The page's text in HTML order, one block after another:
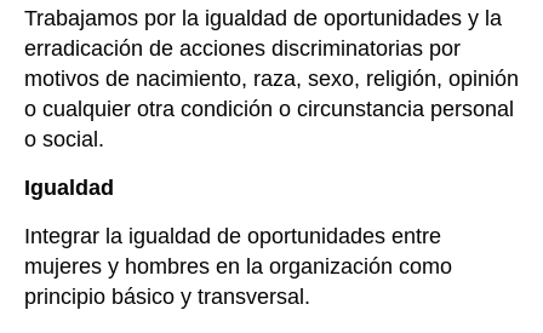
Trabajamos por la igualdad de oportunidades y la
erradicación de acciones discriminatorias por
motivos de nacimiento, raza, sexo, religión, opinión
o cualquier otra condición o circunstancia personal
o social.
Igualdad
Integrar la igualdad de oportunidades entre
mujeres y hombres en la organización como
principio básico y transversal.